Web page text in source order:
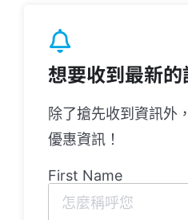
想要收到最新的
除了搶先收到資訊外
優惠資訊！
First Name